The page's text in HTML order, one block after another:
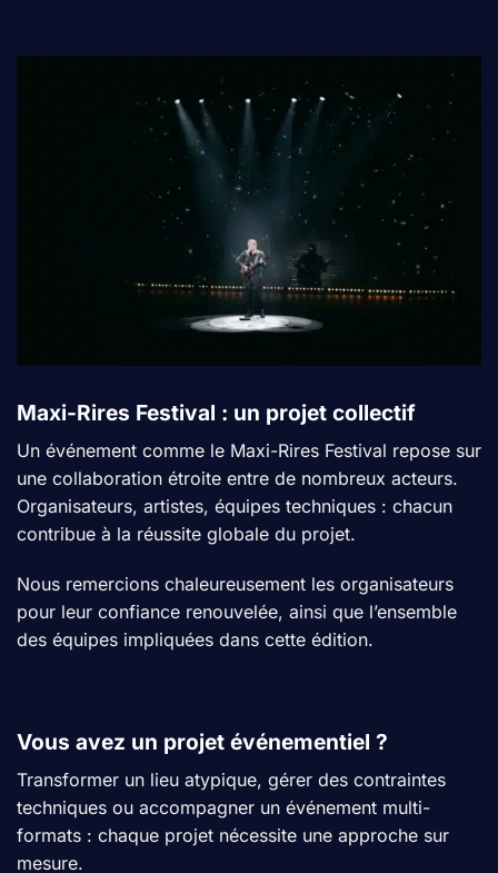
Maxi-Rires Festival : un projet collectif
Un événement comme le Maxi-Rires Festival repose sur
une collaboration étroite entre de nombreux acteurs.
Organisateurs, artistes, équipes techniques : chacun
contribue à la réussite globale du projet.
Nous remercions chaleureusement les organisateurs
pour leur confiance renouvelée, ainsi que l’ensemble
des équipes impliquées dans cette édition.
Vous avez un projet événementiel ?
Transformer un lieu atypique, gérer des contraintes
techniques ou accompagner un événement multi-
formats : chaque projet nécessite une approche sur
mesure.